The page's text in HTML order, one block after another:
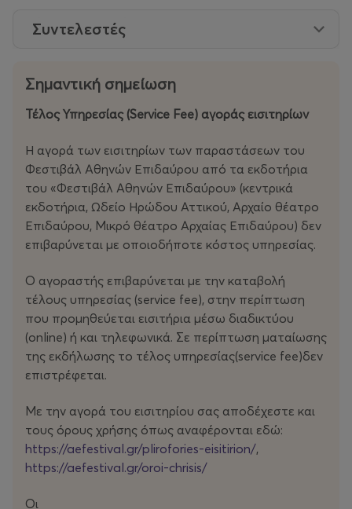
εσωτερική γεωγραφία της ηρωίδας, μια ενδοχώρα που
απαρτίζεται από σκέψεις, μνήμες, πρόσωπα και σχέσεις
κλείνει. Ο δεύτερος είναι το εξωτερικό τοπίο – το
εκτυφλωτικό φως των Κυκλάδων της δεκαετίας του
’50, η θάλασσα, η απομόνωση, η ανοιχτή γραμμή του
Όμως, υπάρχει και ένα άλλο νησί, μια δρασκελιά
απέναντι, μια μικρή κουκίδα στον χάρτη που σύντομα
θα τη φέρει αντιμέτωπη με μια απόφαση που θα τη
μεταμορφώσει, ωθώντας την να γίνει αυτό που είναι.
Τον ρόλο της δασκάλας ερμηνεύει ο Θέμης Πάνου.
τεντώνοντας το σώμα σαν γέφυρα, προσπαθεί να
ενώσει τις δύο στεριές που τις χωρίζει η θάλασσα για
χάρη των προσώπων που πάσχουν – μια τίμια μάχη και
αγωνία που γίνεται το μέτρο των ανθρώπων.
Σκηνικά και φωτισμοί ακολουθούν την ηρωίδα τόσο
τοπίο: στη στεριά, στη θάλασσα και στην απέναντι
στεριά. Οι ήχοι παραμένουν φυσικοί και λιτοί –η
ανθρώπινη φωνή, ο λόγος και το τραγούδι, τα βήματα,
το σώμα που βυθίζεται στο νερό– συνθέτοντας έναν
Συντελεστές
Σημαντική σημείωση
Τέλος Υπηρεσίας (Service Fee) αγοράς εισιτηρίων
Η αγορά των εισιτηρίων των παραστάσεων του
Φεστιβάλ Αθηνών Επιδαύρου από τα εκδοτήρια
του «Φεστιβάλ Αθηνών Επιδαύρου» (κεντρικά
εκδοτήρια, Ωδείο Ηρώδου Αττικού, Αρχαίο θέατρο
Επιδαύρου, Μικρό θέατρο Αρχαίας Επιδαύρου) δεν
επιβαρύνεται με οποιοδήποτε κόστος υπηρεσίας.
Ο αγοραστής επιβαρύνεται με την καταβολή
τέλους υπηρεσίας (service fee), στην περίπτωση
που προμηθεύεται εισιτήρια μέσω διαδικτύου
(οnline) ή και τηλεφωνικά. Σε περίπτωση ματαίωσης
της εκδήλωσης το τέλος υπηρεσίας(service fee)δεν
επιστρέφεται.
Με την αγορά του εισιτηρίου σας αποδέχεστε και
τους όρους χρήσης όπως αναφέρονται εδώ:
https://aefestival.gr/plirofories-eisitirion/,
https://aefestival.gr/oroi-chrisis/
Οι